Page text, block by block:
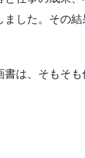
した。その結
は、そもそも